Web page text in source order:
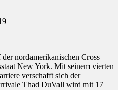
nordamerikanischen Cross
New York. Mit seinem vierten
verschafft sich der
Thad DuVall wird mit 17